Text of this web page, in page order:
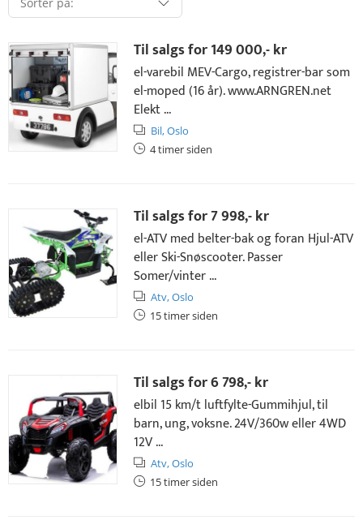
Til salgs for149 000,- kr
el-varebil MEV-Cargo, registrer-bar som
el-moped (16 år). www.ARNGREN.net
Elekt ...
Bil,Oslo
4 timer siden
Til salgs for7 998,- kr
el-ATV med belter-bak og foran Hjul-ATV
eller Ski-Snøscooter. Passer
Somer/vinter ...
Atv,Oslo
15 timer siden
Til salgs for6 798,- kr
elbil 15 km/t luftfylte-Gummihjul, til
barn, ung, voksne. 24V/360w eller 4WD
12V ...
Atv,Oslo
15 timer siden